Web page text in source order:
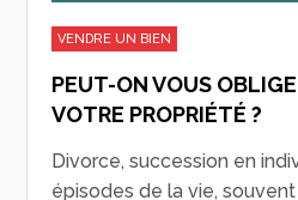
VENDRE UN BIEN
PEUT-ON VOUS
VOTRE PROPRIÉTÉ ?
Divorce, succession en
épisodes de la vie,